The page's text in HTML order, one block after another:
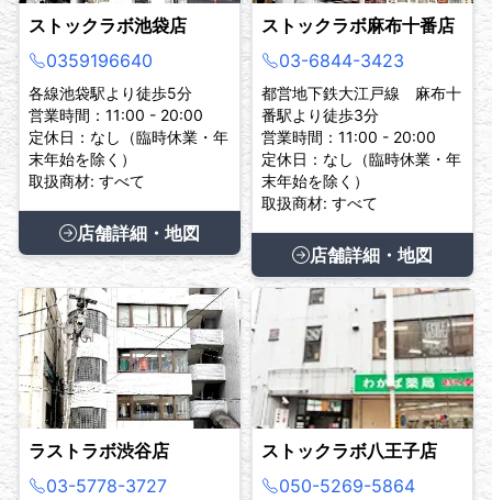
ストックラボ池袋店
0359196640
各線池袋駅より徒歩5分
営業時間：11:00 - 20:00
定休日：なし（臨時休業・年
末年始を除く）
取扱商材: すべて
店舗詳細・地図
ストックラボ麻布十番店
03-6844-3423
都営地下鉄大江戸線 麻布十
番駅より徒歩3分
営業時間：11:00 - 20:00
定休日：なし（臨時休業・年
末年始を除く）
取扱商材: すべて
店舗詳細・地図
ラストラボ渋谷店
03-5778-3727
ストックラボ八王子店
050-5269-5864